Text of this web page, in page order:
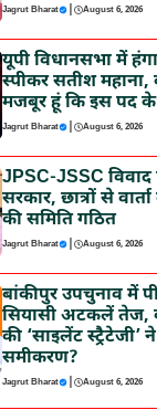
Jagrut Bharat | August 6, 2026
यूपी विधानसभा में
स्पीकर सतीश महाना,
मजबूर हूं कि इस पद के
Jagrut Bharat | August 6, 2026
JPSC-JSSC
सरकार, छात्रों से
की समिति गठित
Jagrut Bharat | August 6, 2026
बांकीपुर उपचुनाव में
सियासी अटकलें तेज,
की ‘साइलेंट स्ट्रैटेजी’
समीकरण?
Jagrut Bharat | August 6, 2026